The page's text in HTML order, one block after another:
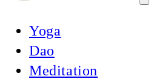
Yoga
Dao
Meditation